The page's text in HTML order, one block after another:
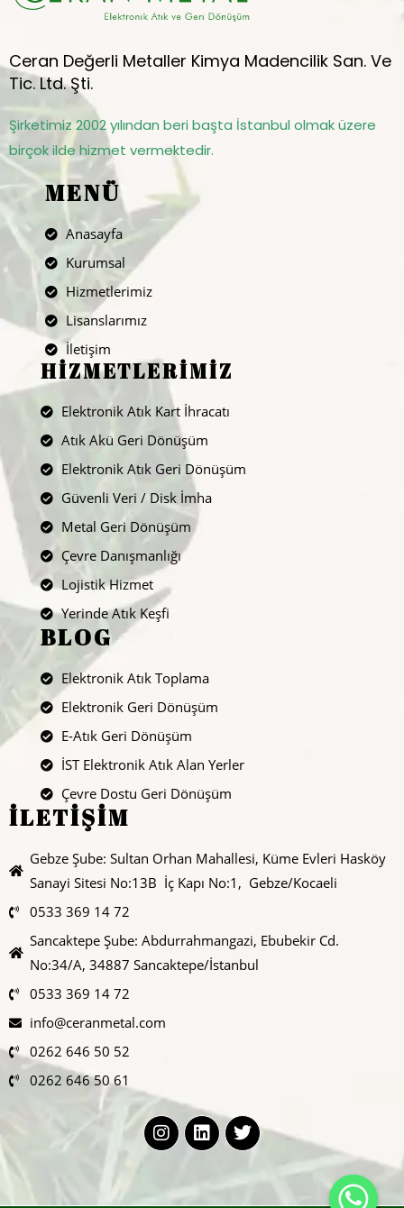
Ceran Değerli Metaller Kimya Madencilik San. Ve
Tic. Ltd. Şti.
Şirketimiz 2002 yılından beri başta İstanbul olmak üzere
birçok ilde hizmet vermektedir.
MENÜ
Anasayfa
Kurumsal
Hizmetlerimiz
Lisanslarımız
İletişim
HİZMETLERİMİZ
Elektronik Atık Kart İhracatı
Atık Akü Geri Dönüşüm
Elektronik Atık Geri Dönüşüm
Güvenli Veri / Disk İmha
Metal Geri Dönüşüm
Çevre Danışmanlığı
Lojistik Hizmet
Yerinde Atık Keşfi
BLOG
Elektronik Atık Toplama
Elektronik Geri Dönüşüm
E-Atık Geri Dönüşüm
İST Elektronik Atık Alan Yerler
Çevre Dostu Geri Dönüşüm
İLETİŞİM
Gebze Şube: Sultan Orhan Mahallesi, Küme Evleri Hasköy
Sanayi Sitesi No:13B İç Kapı No:1, Gebze/Kocaeli
0533 369 14 72
Sancaktepe Şube: Abdurrahmangazi, Ebubekir Cd.
No:34/A, 34887 Sancaktepe/İstanbul
0533 369 14 72
info@ceranmetal.com
0262 646 50 52
0262 646 50 61